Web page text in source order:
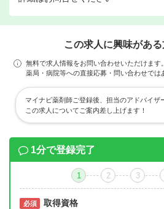
この求人に興味があ
無料で求人情報をお問い合わせいただけます。
薬局・病院等への直接応募・問い合わせでは
マイナビ薬剤師ご登録後、担当のアドバイザ
この求人についてご案内差し上げます！
1分で登録完了
1 2 3
必須 取得資格